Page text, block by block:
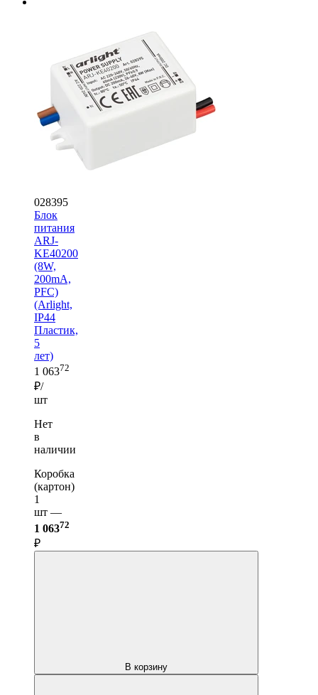
028395
Блок
питания
ARJ-
KE40200
(8W,
200mA,
PFC)
(Arlight,
IP44
Пластик,
5
лет)
1 06372
₽/
шт
Нет
в
наличии
Коробка
(картон)
1
шт —
1 06372
₽
В корзину